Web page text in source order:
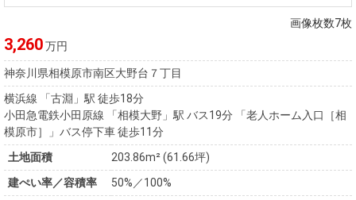
画像枚数7枚
3,260万円
神奈川県相模原市南区大野台７丁目
横浜線 「古淵」駅 徒歩18分
小田急電鉄小田原線 「相模大野」駅 バス19分 「老人ホーム入口［相
模原市］」バス停下車 徒歩11分
土地面積
203.86m² (61.66坪)
建ぺい率／容積率
50%／100%